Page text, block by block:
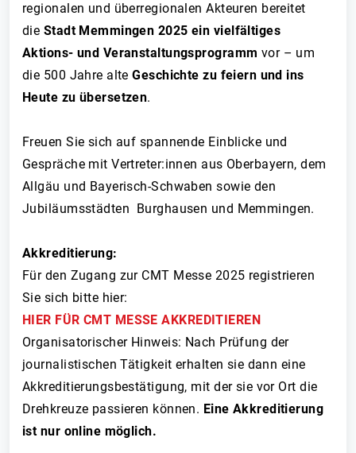
regionalen und überregionalen Akteuren bereitet
die Stadt Memmingen 2025 ein vielfältiges
Aktions- und Veranstaltungsprogramm vor – um
die 500 Jahre alteGeschichte zu feiern und ins
Heute zu übersetzen.
Freuen Sie sich auf spannende Einblicke und
Gespräche mit Vertreter:innen aus Oberbayern, dem
Allgäu und Bayerisch-Schwaben sowie den
Jubiläumsstädten Burghausen und Memmingen.
Akkreditierung:
Für den Zugang zur CMT Messe 2025 registrieren
Sie sich bitte hier:
HIER FÜR CMT MESSE AKKREDITIEREN
Organisatorischer Hinweis: Nach Prüfung der
journalistischen Tätigkeit erhalten sie dann eine
Akkreditierungsbestätigung, mit der sie vor Ort die
Drehkreuze passieren können. Eine Akkreditierung
ist nur online möglich.